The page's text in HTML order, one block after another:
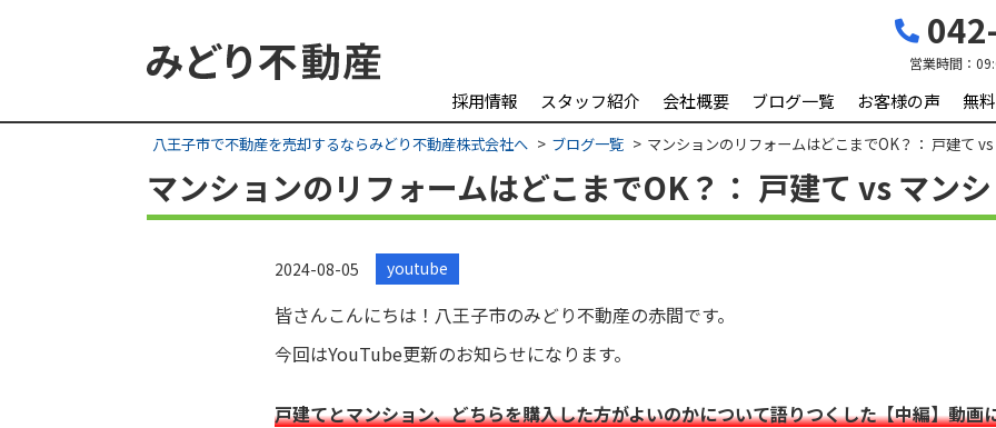
営業時間：
採用情報 スタッフ紹介 会社概要 ブログ一覧 お客様の声 無
八王子市で不動産を売却するならみどり不動産株式会社へ ブログ一覧 マンションのリフォームはどこまでOK？： 戸建て
マンションのリフォームはどこまでOK？： 戸建て vs マン
2024-08-05 youtube
皆さんこんにちは！八王子市のみどり不動産の赤間です。
今回はYouTube更新のお知らせになります。
戸建てとマンション、どちらを購入した方がよいのかについて語りつくした【中編】動画